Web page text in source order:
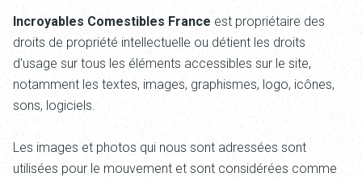
Incroyables Comestibles France est propriétaire des
droits de propriété intellectuelle ou détient les droits
d'usage sur tous les éléments accessibles sur le site,
notamment les textes, images, graphismes, logo, icônes,
sons, logiciels.
Les images et photos qui nous sont adressées sont
utilisées pour le mouvement et sont considérées comme